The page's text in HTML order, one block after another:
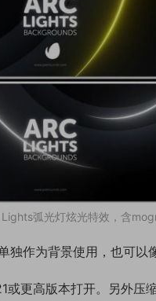
弧光灯炫光特效，含
作为背景使用，也可以
更高版本打开。另外压